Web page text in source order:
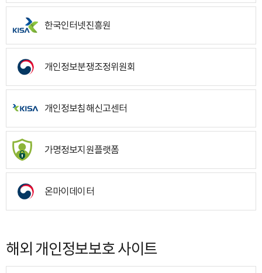
한국인터넷진흥원
개인정보분쟁조정위원회
개인정보침해신고센터
가명정보지원플랫폼
온마이데이터
해외 개인정보보호 사이트